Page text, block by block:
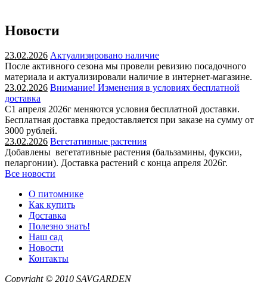
Новости
23.02.2026 Актуализировано наличие
После активного сезона мы провели ревизию посадочного
материала и актуализировали наличие в интернет-магазине.
23.02.2026 Внимание! Изменения в условиях бесплатной
доставка
С1 апреля 2026г меняются условия бесплатной доставки.
Бесплатная доставка предоставляется при заказе на сумму от
3000 рублей.
23.02.2026 Вегетативные растения
Добавлены вегетативные растения (бальзамины, фуксии,
пеларгонии). Доставка растений с конца апреля 2026г.
Все новости
О питомнике
Как купить
Доставка
Полезно знать!
Наш сад
Новости
Контакты
Copyright © 2010 SAVGARDEN